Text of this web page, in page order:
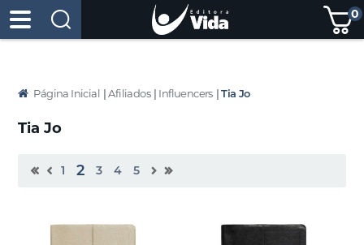
0
Página Inicial | Afiliados | Influencers | Tia Jo
Tia Jo
1 2 3 4 5